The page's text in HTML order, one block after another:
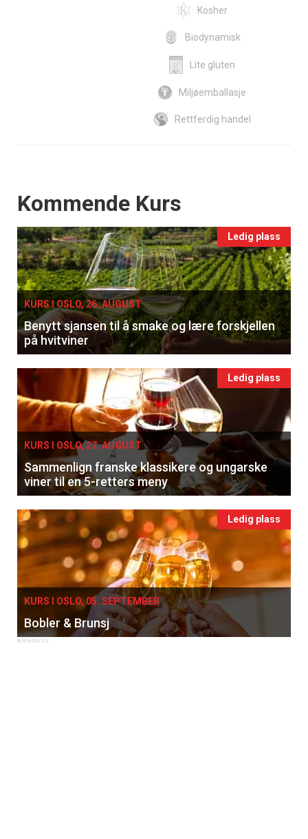
Kosher
Biodynamisk
Lite gluten
Miljøemballasje
Rettferdig handel
Events
Kommende Kurs
Ledig plass
KURS I OSLO, 26. AUGUST
Benytt sjansen til å smake og lære forskjellen
på hvitviner
Ledig plass
KURS I OSLO, 27. AUGUST
Sammenlign franske klassikere og ungarske
viner til en 5-retters meny
Ledig plass
KURS I OSLO, 05. SEPTEMBER
Bobler & Brunsj